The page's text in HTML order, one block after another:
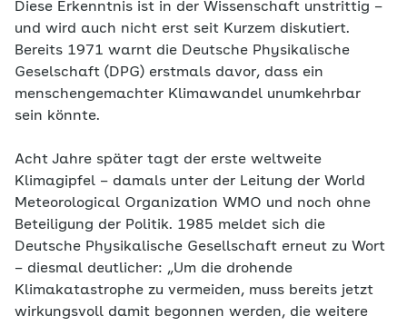
Diese Erkenntnis ist in der Wissenschaft unstrittig –
und wird auch nicht erst seit Kurzem diskutiert.
Bereits 1971 warnt die Deutsche Physikalische
Geselschaft (DPG) erstmals davor, dass ein
menschengemachter Klimawandel unumkehrbar
sein könnte.
Acht Jahre später tagt der erste weltweite
Klimagipfel – damals unter der Leitung der World
Meteorological Organization WMO und noch ohne
Beteiligung der Politik. 1985 meldet sich die
Deutsche Physikalische Gesellschaft erneut zu Wort
– diesmal deutlicher: „Um die drohende
Klimakatastrophe zu vermeiden, muss bereits jetzt
wirkungsvoll damit begonnen werden, die weitere